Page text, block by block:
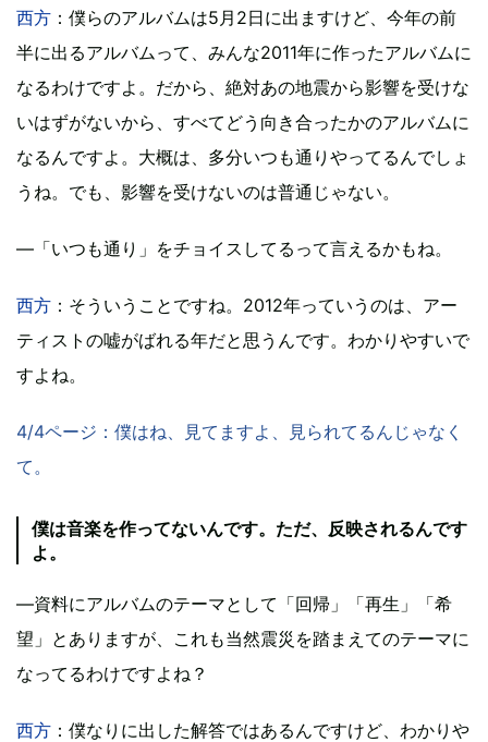
西方 ：僕らのアルバムは5月2日に出ますけど、今年の前
半に出るアルバムって、みんな2011年に作ったアルバムに
なるわけですよ。だから、絶対あの地震から影響を受けな
いはずがないから、すべてどう向き合ったかのアルバムに
なるんですよ。大概は、多分いつも通りやってるんでしょ
うね。でも、影響を受けないのは普通じゃない。
―「いつも通り」をチョイスしてるって言えるかもね。
西方 ：そういうことですね。2012年っていうのは、アー
ティストの嘘がばれる年だと思うんです。わかりやすいで
すよね。
4/4ページ：僕はね、見てますよ、見られてるんじゃなく
て。
僕は音楽を作ってないんです。ただ、反映されるんです
よ。
―資料にアルバムのテーマとして「回帰」「再生」「希
望」とありますが、これも当然震災を踏まえてのテーマに
なってるわけですよね？
西方 ：僕なりに出した解答ではあるんですけど、わかりや